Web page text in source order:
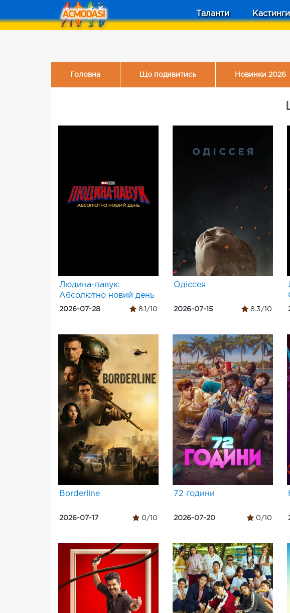
Таланти Кастинги
Головна Що подивитись Новинки 2026
Людина-павук:
Абсолютно новий день
2026-07-28 8.1/10
Одіссея
2026-07-15 8.3/10
Borderline
2026-07-17 0/10
72 години
2026-07-20 0/10